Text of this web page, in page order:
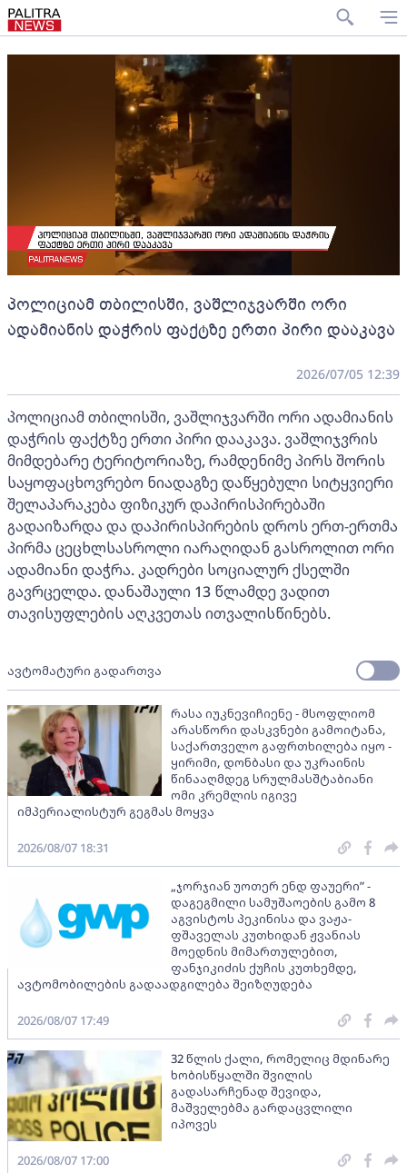
პოლიციამ თბილისში, ვაშლიჯვარში ორი
ადამიანის დაჭრის ფაქტზე ერთი პირი დააკავა
2026/07/05 12:39
პოლიციამ თბილისში, ვაშლიჯვარში ორი ადამიანის
დაჭრის ფაქტზე ერთი პირი დააკავა. ვაშლიჯვრის
მიმდებარე ტერიტორიაზე, რამდენიმე პირს შორის
საყოფაცხოვრებო ნიადაგზე დაწყებული სიტყვიერი
შელაპარაკება ფიზიკურ დაპირისპირებაში
გადაიზარდა და დაპირისპირების დროს ერთ-ერთმა
პირმა ცეცხლსასროლი იარაღიდან გასროლით ორი
ადამიანი დაჭრა. კადრები სოციალურ ქსელში
გავრცელდა. დანაშაული 13 წლამდე ვადით
თავისუფლების აღკვეთას ითვალისწინებს.
ავტომატური გადართვა
რასა იუკნევიჩიენე - მსოფლიომ
არასწორი დასკვნები გამოიტანა,
საქართველო გაფრთხილება იყო -
ყირიმი, დონბასი და უკრაინის
წინააღმდეგ სრულმასშტაბიანი
ომი კრემლის იგივე
იმპერიალისტურ გეგმას მოყვა
2026/08/07 18:31
„ჯორჯიან უოთერ ენდ ფაუერი” -
დაგეგმილი სამუშაოების გამო 8
აგვისტოს პეკინისა და ვაჟა-
ფშაველას კუთხიდან ჟვანიას
მოედნის მიმართულებით,
ფანჯიკიძის ქუჩის კუთხემდე,
ავტომობილების გადაადგილება შეიზღუდება
2026/08/07 17:49
32 წლის ქალი, რომელიც მდინარე
ხობისწყალში შვილის
გადასარჩენად შევიდა,
მაშველებმა გარდაცვლილი
იპოვეს
2026/08/07 17:00